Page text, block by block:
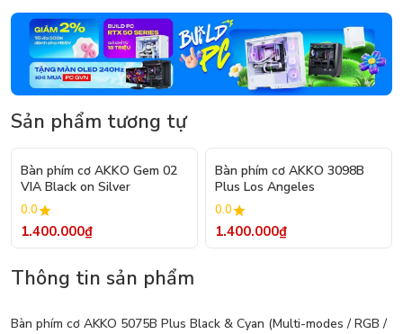
Sản phẩm tương tự
Bàn phím cơ AKKO Gem 02
VIA Black on Silver
0.0
1.400.000₫
Bàn phím cơ AKKO 3098B
Plus Los Angeles
0.0
1.400.000₫
Thông tin sản phẩm
Bàn phím cơ AKKO 5075B Plus Black & Cyan (Multi-modes / RGB /